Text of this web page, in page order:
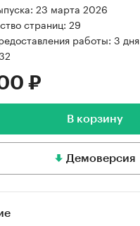
23 марта 2026
страниц: 29
работы: 3 дня
₽
В корзину
Демоверсия